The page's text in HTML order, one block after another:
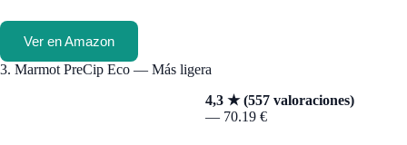
Ver en Amazon
3. Marmot PreCip Eco — Más ligera
4,3 ★ (557 valoraciones)
— 70.19 €